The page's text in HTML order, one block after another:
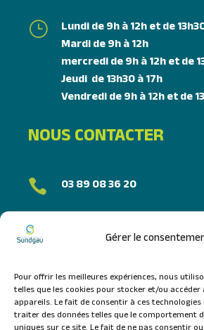
Gérer le
Pour offrir les meilleures expériences, nous
telles que les cookies pour stocker et/ou
appareils. Le fait de consentir à ces
traiter des données telles que le comportement
}
Lundi de 9h à 12h et de
Mardi de 9h à 12h
mercredi de 9h à 12h et de
Jeudi de 13h30 à 17h
Vendredi de 9h à 12h et de
NOUS CONTACTER
 03 89 08 36 20
FORMULAIRE DE
NOUS SUIVRE